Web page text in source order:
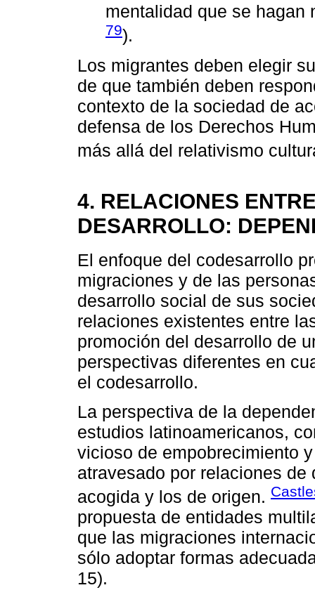
mentalidad que se hagan
79).
Los migrantes deben elegir
de que también deben
contexto de la sociedad de
defensa de los Derechos
más allá del relativismo
4. RELACIONES
DESARROLLO:
El enfoque del codesarrollo
migraciones y de las
desarrollo social de sus
relaciones existentes entre
promoción del desarrollo de
perspectivas diferentes en
el codesarrollo.
La perspectiva de la
estudios latinoamericanos,
vicioso de empobrecimiento
atravesado por relaciones
acogida y los de origen.
propuesta de entidades
que las migraciones
sólo adoptar formas
15).